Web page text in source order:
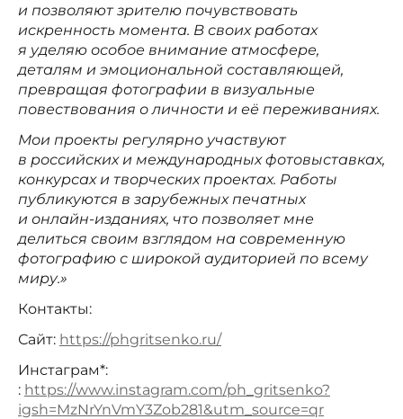
и позволяют зрителю почувствовать
искренность момента. В своих работах
я уделяю особое внимание атмосфере,
деталям и эмоциональной составляющей,
превращая фотографии в визуальные
повествования о личности и её переживаниях.
Мои проекты регулярно участвуют
в российских и международных фотовыставках,
конкурсах и творческих проектах. Работы
публикуются в зарубежных печатных
и онлайн-изданиях, что позволяет мне
делиться своим взглядом на современную
фотографию с широкой аудиторией по всему
миру.»
Контакты:
Сайт: https://phgritsenko.ru/
Инстаграм*:
: https://www.instagram.com/ph_gritsenko?
igsh=MzNrYnVmY3Zob281&utm_source=qr